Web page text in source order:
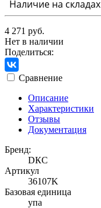
Наличие на складах
4 271 руб.
Нет в наличии
Поделиться:
Сравнение
Описание
Характеристики
Отзывы
Документация
Бренд:
DКС
Артикул
36107K
Базовая единица
упа